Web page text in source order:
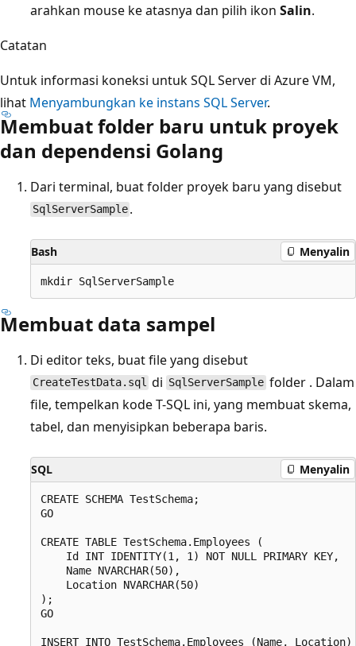
arahkan mouse ke atasnya dan pilih ikon Salin.
Catatan
Untuk informasi koneksi untuk SQL Server di Azure VM,
lihat Menyambungkan ke instans SQL Server.
Membuat folder baru untuk proyek
dan dependensi Golang
Dari terminal, buat folder proyek baru yang disebut
SqlServerSample .
Bash Menyalin
Membuat data sampel
Di editor teks, buat file yang disebut
CreateTestData.sql di SqlServerSample folder . Dalam
file, tempelkan kode T-SQL ini, yang membuat skema,
tabel, dan menyisipkan beberapa baris.
SQL Menyalin
CREATE SCHEMA TestSchema;
GO
CREATE TABLE TestSchema.Employees (
    Id INT IDENTITY(1, 1) NOT NULL PRIMARY KEY,
    Name NVARCHAR(50),
    Location NVARCHAR(50)
);
GO
INSERT INTO TestSchema.Employees (Name, Location)